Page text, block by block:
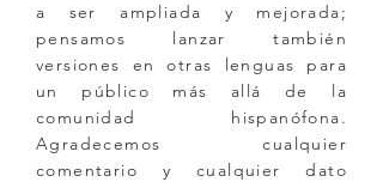
a ser ampliada y mejorada;
pensamos lanzar también
versiones en otras lenguas para
un público más allá de la
comunidad hispanófona.
Agradecemos cualquier
comentario y cualquier dato